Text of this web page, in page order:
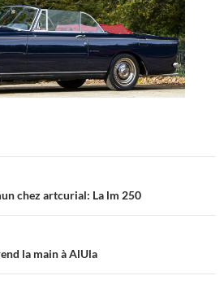
chez artcurial: La lm 250
la main à AlUla